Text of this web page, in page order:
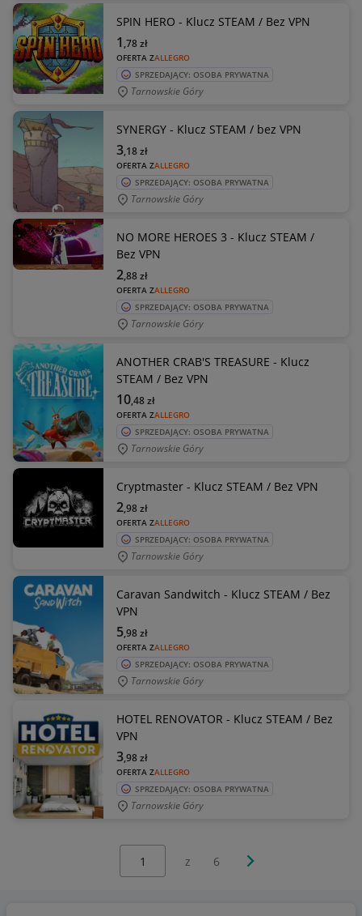
SPIN HERO - Klucz STEAM / Bez VPN
OFERTA ZALLEGRO
1 ,78zł
SPRZEDAJĄCY: OSOBA PRYWATNA
Tarnowskie Góry
SYNERGY - Klucz STEAM / bez VPN
OFERTA ZALLEGRO
3,18zł
SPRZEDAJĄCY: OSOBA PRYWATNA
Tarnowskie Góry
NO MORE HEROES 3 - Klucz STEAM /
Bez VPN
OFERTA ZALLEGRO
2,88zł
SPRZEDAJĄCY: OSOBA PRYWATNA
Tarnowskie Góry
ANOTHER CRAB'S TREASURE - Klucz
STEAM / Bez VPN
OFERTA ZALLEGRO
10,48zł
SPRZEDAJĄCY: OSOBA PRYWATNA
Tarnowskie Góry
Cryptmaster - Klucz STEAM / Bez VPN
OFERTA ZALLEGRO
2,98zł
SPRZEDAJĄCY: OSOBA PRYWATNA
Tarnowskie Góry
Caravan Sandwitch - Klucz STEAM / Bez
VPN
OFERTA ZALLEGRO
5,98zł
SPRZEDAJĄCY: OSOBA PRYWATNA
Tarnowskie Góry
HOTEL RENOVATOR - Klucz STEAM / Bez
VPN
OFERTA ZALLEGRO
3,98zł
SPRZEDAJĄCY: OSOBA PRYWATNA
Tarnowskie Góry
z 6 Następna strona